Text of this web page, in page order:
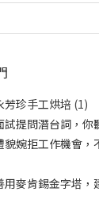
芳珍手工烘培 (1)
試提問潛台詞，你
貌婉拒工作機會
用麥肯錫金字塔